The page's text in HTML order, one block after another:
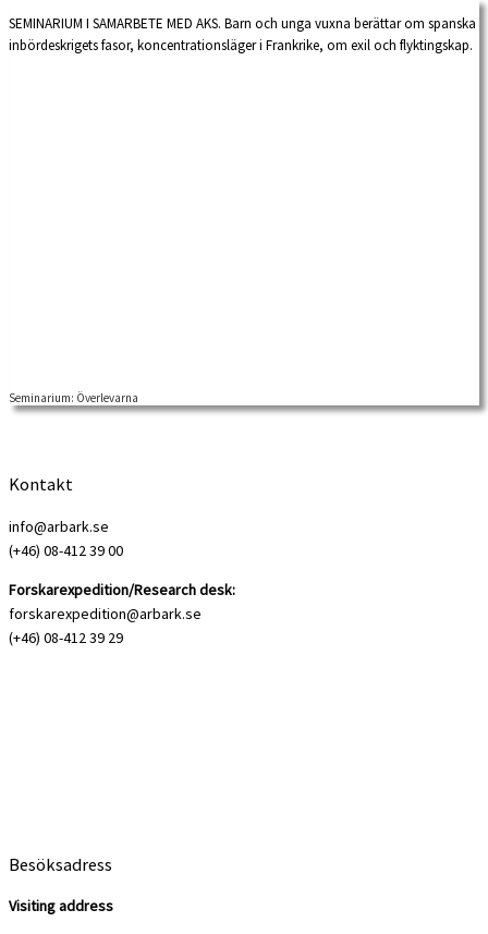
SEMINARIUM I SAMARBETE MED AKS. Barn och unga vuxna berättar om spanska
inbördeskrigets fasor, koncentrationsläger i Frankrike, om exil och flyktingskap.
Seminarium: Överlevarna
Kontakt
info@arbark.se
(+46) 08-412 39 00
Forskarexpedition/Research desk:
forskarexpedition@arbark.se
(+46) 08-412 39 29
Besöksadress
Visiting address